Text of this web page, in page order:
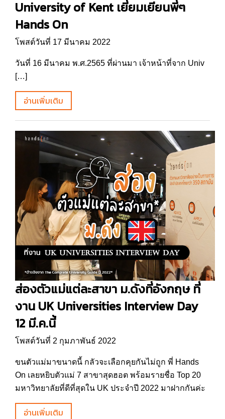
University of Kent เยี่ยมเยียนพี่ๆ
Hands On
โพสต์วันที่ 17 มีนาคม 2022
วันที่ 16 มีนาคม พ.ศ.2565 ที่ผ่านมา เจ้าหน้าที่จาก Univ
[…]
อ่านเพิ่มเติม
ส่องตัวแม่แต่ละสาขา ม.ดังที่อังกฤษ ที่
งาน UK Universities Interview Day
12 มี.ค.นี้
โพสต์วันที่ 2 กุมภาพันธ์ 2022
ขนตัวแม่มาขนาดนี้ กลัวจะเลือกคุยกันไม่ถูก พี่ Hands
On เลยหยิบตัวแม่ 7 สาขาสุดฮอต พร้อมรายชื่อ Top 20
มหาวิทยาลัยที่ดีที่สุดใน UK ประจำปี 2022 มาฝากกันค่ะ
อ่านเพิ่มเติม